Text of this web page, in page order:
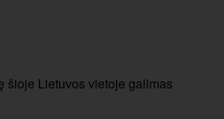
šioje Lietuvos vietoje galimas